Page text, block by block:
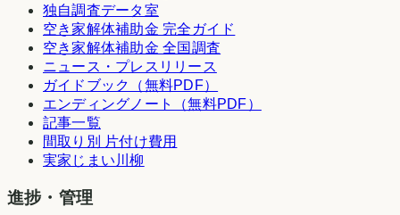
独自調査データ室
空き家解体補助金 完全ガイド
空き家解体補助金 全国調査
ニュース・プレスリリース
ガイドブック（無料PDF）
エンディングノート（無料PDF）
記事一覧
間取り別 片付け費用
実家じまい川柳
進捗・管理